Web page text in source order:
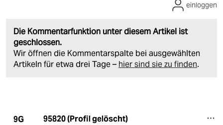
Die Kommentarfunktion unter diesem Artikel ist
geschlossen.
Wir öffnen die Kommentarspalte bei ausgewählten
Artikeln für etwa drei Tage – hier sind sie zu finden.
einloggen
9G 95820 (Profil gelöscht)